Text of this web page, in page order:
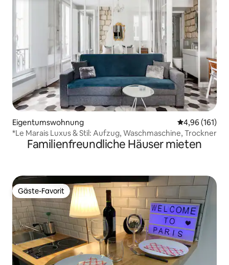
Eigentumswohnung
4,96 (161)
*Le Marais Luxus & Stil: Aufzug, Waschmaschine, Trockner
Familienfreundliche Häuser mieten
Gäste-Favorit
Gäste-Favorit